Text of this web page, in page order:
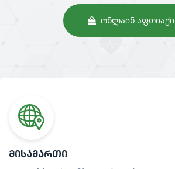
ᲝᲜᲚᲐᲘᲜ ᲐᲤᲗᲘᲐᲥᲘ
ᲛᲘᲡᲐᲛᲐᲠᲗᲘ